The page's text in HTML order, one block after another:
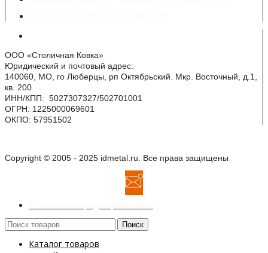
ООО «Столичная Ковка»
Юридический и почтовый адрес:
140060, МО, го Люберцы, рп Октябрьский. Мкр. Восточный, д.1,
кв. 200
ИНН/КПП: 5027307327/502701001
ОГРН: 1225000069601
ОКПО: 57951502
Copyright © 2005 - 2025 idmetal.ru. Все права защищены
Поиск
Каталог товаров